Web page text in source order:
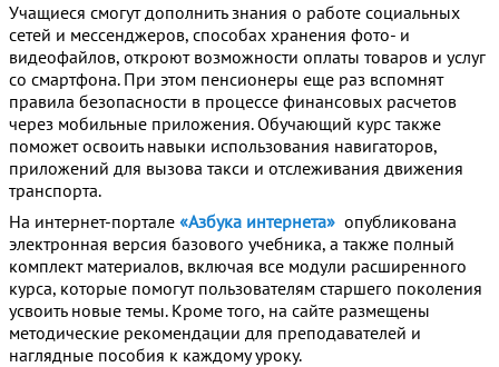
Учащиеся смогут дополнить знания о работе социальных
сетей и мессенджеров, способах хранения фото- и
видеофайлов, откроют возможности оплаты товаров и услуг
со смартфона. При этом пенсионеры еще раз вспомнят
правила безопасности в процессе финансовых расчетов
через мобильные приложения. Обучающий курс также
поможет освоить навыки использования навигаторов,
приложений для вызова такси и отслеживания движения
транспорта.
На интернет-портале «Азбука интернета» опубликована
электронная версия базового учебника, а также полный
комплект материалов, включая все модули расширенного
курса, которые помогут пользователям старшего поколения
усвоить новые темы. Кроме того, на сайте размещены
методические рекомендации для преподавателей и
наглядные пособия к каждому уроку.